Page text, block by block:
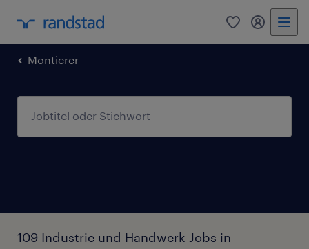
0 Mein
Montierer
109 Industrie und Handwerk Jobs in